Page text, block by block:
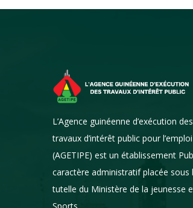
L’Agence guinéenne d’exécution des
travaux d’intérêt public pour l’emploi
(AGETIPE) est un établissement
caractère administratif placée sous
tutelle du Ministère de la jeunesse
sur
curage
portée
6